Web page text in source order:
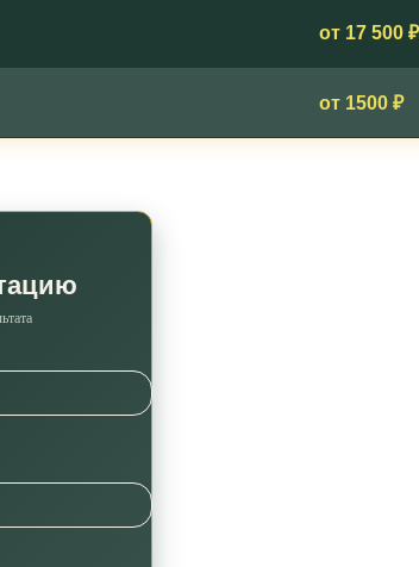
от 17 500
от 1500 ₽